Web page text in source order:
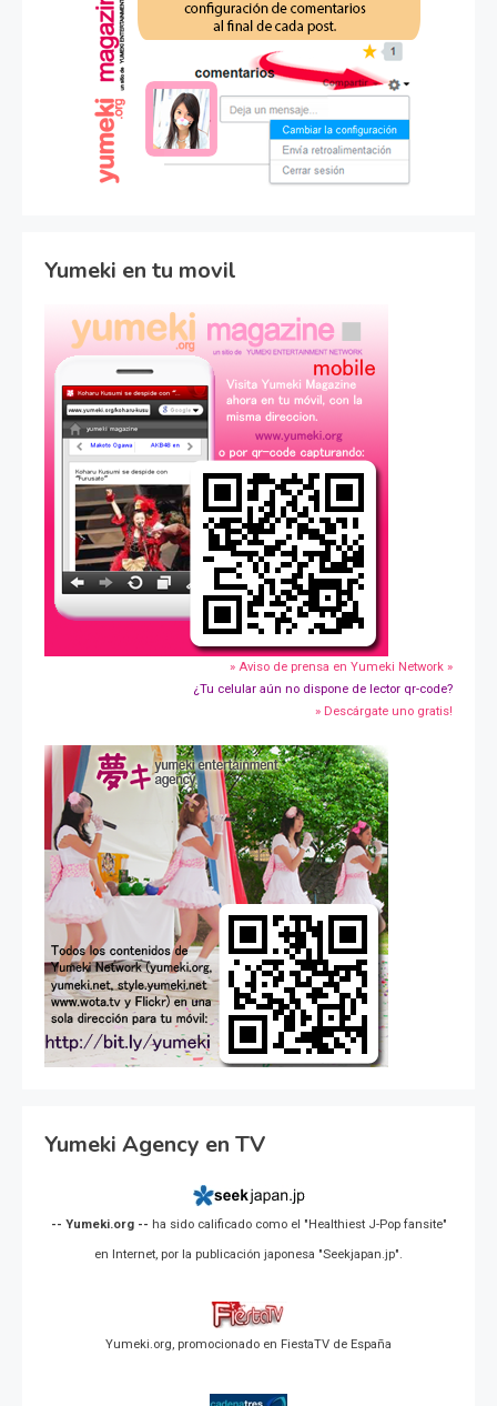
Yumeki en tu movil
» Aviso de prensa en Yumeki Network »
¿Tu celular aún no dispone de lector qr-code?
» Descárgate uno gratis!
Yumeki Agency en TV
-- Yumeki.org -- ha sido calificado como el "Healthiest J-Pop fansite"
en Internet, por la publicación japonesa "Seekjapan.jp".
Yumeki.org, promocionado en FiestaTV de España